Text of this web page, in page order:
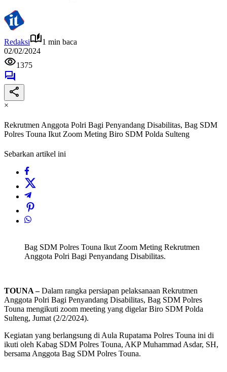
Redaksi
1 min baca
02/02/2024
1375
×
Rekrutmen Anggota Polri Bagi Penyandang Disabilitas, Bag SDM
Polres Touna Ikut Zoom Meting Biro SDM Polda Sulteng
Sebarkan artikel ini
Bag SDM Polres Touna Ikut Zoom Meting Rekrutmen
Anggota Polri Bagi Penyandang Disabilitas.
TOUNA –Dalam rangka persiapan pelaksanaan Rekrutmen
Anggota Polri Bagi Penyandang Disabilitas, Bag SDM Polres
Touna mengikuti zoom meeting yang digelar Biro SDM Polda
Sulteng, Jumat (2/2/2024).
Kegiatan yang berlangsung di Aula Rupatama Polres Touna ini di
ikuti oleh Kabag SDM Polres Touna, AKP Muhammad Asdar, SH,
bersama Anggota Bag SDM Polres Touna.